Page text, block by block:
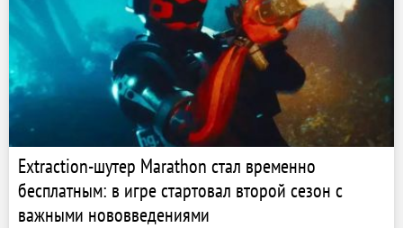
Extraction-шутер Marathon стал временно
бесплатным: в игре стартовал второй сезон с
важными нововведениями